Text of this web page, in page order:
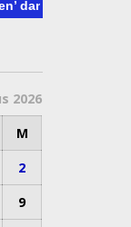
Anugerah
2026
M
2
9